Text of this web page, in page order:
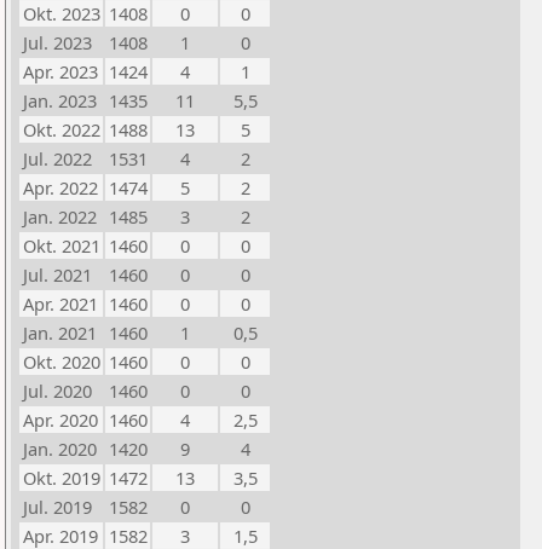
Okt. 2023 1408 0
0
Jul. 2023
1408 1
0
Apr. 2023 1424 4
1
Jan. 2023 1435 11
5,5
Okt. 2022 1488 13
5
Jul. 2022
1531 4
2
Apr. 2022 1474 5
2
Jan. 2022 1485 3
2
Okt. 2021 1460 0
0
Jul. 2021
1460 0
0
Apr. 2021 1460 0
0
Jan. 2021
1460 1
0,5
Okt. 2020 1460 0
0
Jul. 2020
1460 0
0
Apr. 2020 1460 4
2,5
Jan. 2020 1420 9
4
Okt. 2019 1472 13
3,5
Jul. 2019
1582 0
0
Apr. 2019 1582 3
1,5